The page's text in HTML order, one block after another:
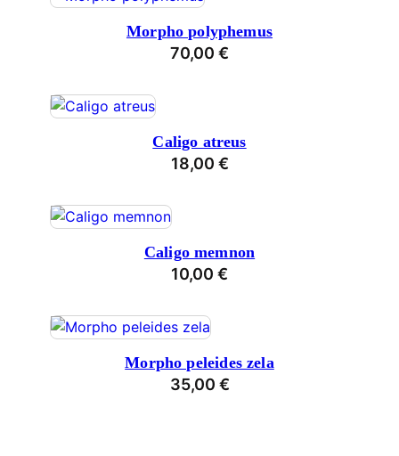
Morpho polyphemus
70,00 €
Caligo atreus
18,00 €
Caligo memnon
10,00 €
Morpho peleides zela
35,00 €